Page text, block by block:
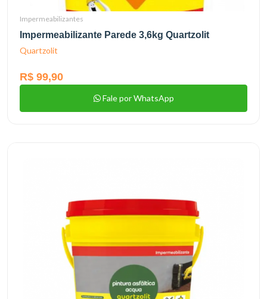
Impermeabilizantes
Impermeabilizante Parede 3,6kg Quartzolit
Quartzolit
R$ 99,90
Fale por WhatsApp